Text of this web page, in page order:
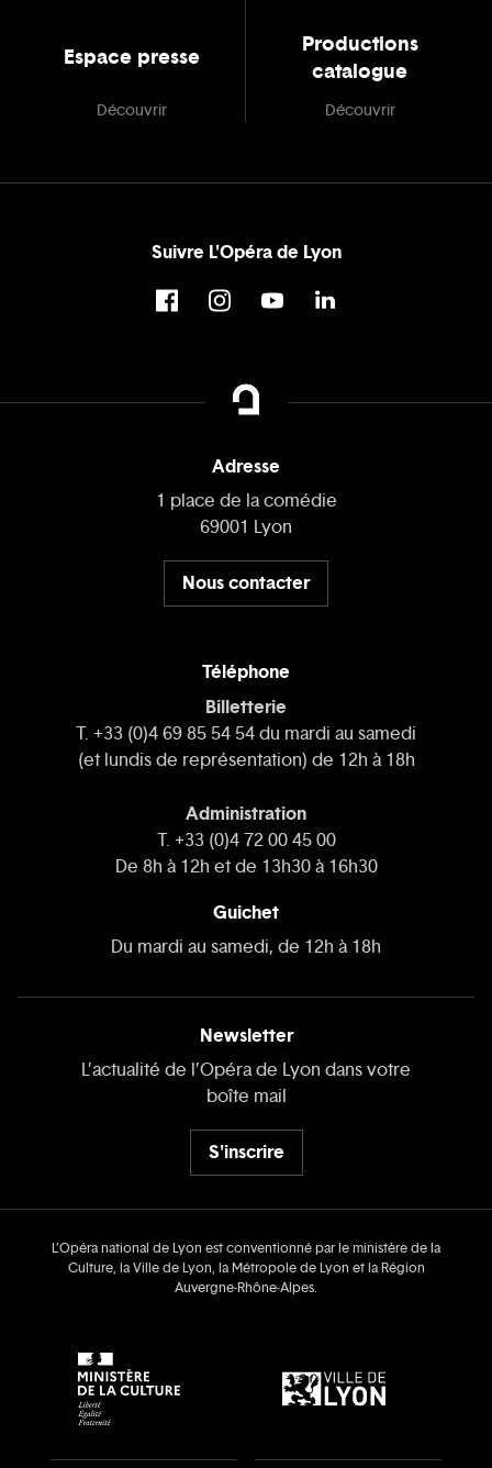
Espace presse
Découvrir
Productions
catalogue
Découvrir
Suivre L'Opéra de Lyon
Adresse
1 place de la comédie
69001 Lyon
Nous contacter
Téléphone
Billetterie
T. +33 (0)4 69 85 54 54 du mardi au samedi
(et lundis de représentation) de 12h à 18h
Administration
T. +33 (0)4 72 00 45 00
De 8h à 12h et de 13h30 à 16h30
Guichet
Du mardi au samedi, de 12h à 18h
Newsletter
L’actualité de l’Opéra de Lyon dans votre
boîte mail
S'inscrire
L’Opéra national de Lyon est conventionné par le ministère de la
Culture, la Ville de Lyon, la Métropole de Lyon et la Région
Auvergne‑Rhône‑Alpes.